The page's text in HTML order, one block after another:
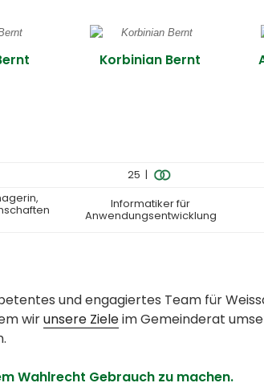
Korbinian Bernt
25 |
Informatiker für
Anwendungsentwicklung
und engagiertes Team für
wirunsere Zieleim Gemeinderat
Wahlrecht Gebrauch zu machen.